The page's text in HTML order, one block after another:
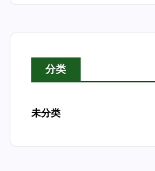
分类
未分类